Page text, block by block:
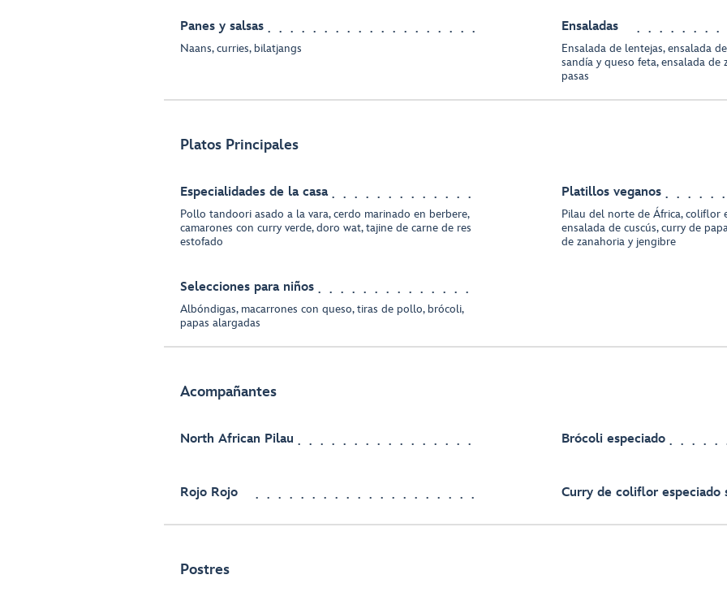
Panes y salsas
Naans, curries, bilatjangs
Ensaladas
Ensalada de lentejas, ensalada
sandía y queso feta, ensalada de
pasas
Platos Principales
Especialidades de la casa
Pollo tandoori asado a la vara, cerdo marinado en berbere,
camarones con curry verde, doro wat, tajine de carne de res
estofado
Platillos veganos
Pilau del norte de África, coliflor
ensalada de cuscús, curry de
de zanahoria y jengibre
Selecciones para niños
Albóndigas, macarrones con queso, tiras de pollo, brócoli,
papas alargadas
Acompañantes
North African Pilau Brócoli especiado
Rojo Rojo Curry de coliflor especiado
Postres